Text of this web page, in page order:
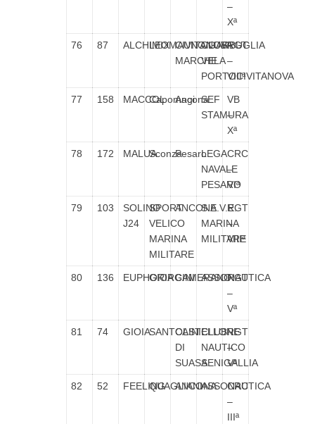
–
Xª
76 87 ALCHIMIXLEOMAUNO/GARBUGLIA
CIVITANOVA
MARCHE
CLUB
VELA
PORTOCIVITANOVA
RGT
–
VIIIª
77 158 MACCOLCapomagi
AnconaSEF
STAMURA
VB
–
Xª
78 172 MALUASconzaPesaroLEGA
NAVALE
PESARO
CRC
–
VIª
79 103
SOLINO
J24
SPORT
VELICO
MARINA
MILITARE
ANCONAS.E.V.E.
MARINA
MILITARE
RGT
–
VIIIª
80 136 EUPHORIA
GIORGINICAMERANO
ASSONAUTICA
RGT
–
Vª
81 74 GIOIASANTOLINICASTELLONE
DI
SUASA
CLUB
NAUTICO
SENIGALLIA
RGT
–
Vª
82 52 FEELINGQUAGLIANI
ANCONAASSONAUTICA
CRC
–
IIIª